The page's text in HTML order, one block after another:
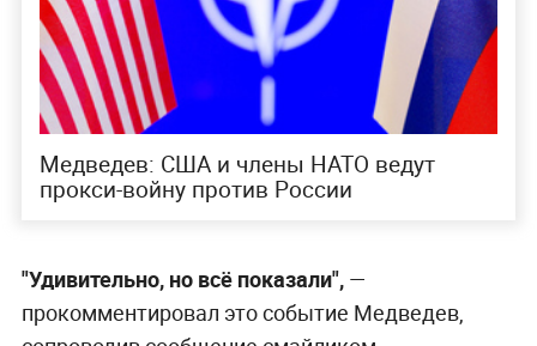
Медведев: США и члены НАТО ведут
прокси-войну против России
"Удивительно, но всё показали",—
прокомментировал это событие Медведев,